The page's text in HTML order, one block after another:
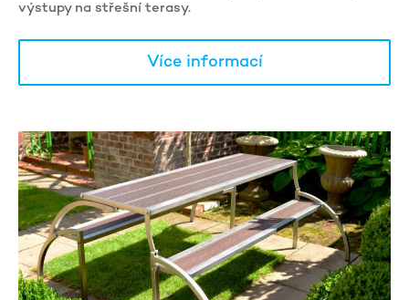
výstupy na střešní terasy.
Více informací